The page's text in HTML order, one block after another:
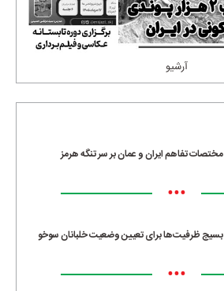
آرشیو
مختصات تفاهم ایران و عمان بر سر تنگه هرمز
•••
بسیج ظرفیت‌ها برای تعیین وضعیت خلبانان سوخو
•••